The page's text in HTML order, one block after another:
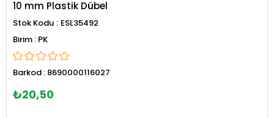
10 mm Plastik Dübel
Stok Kodu
ESL35492
PK
Barkod : 8690000116027
₺20,50